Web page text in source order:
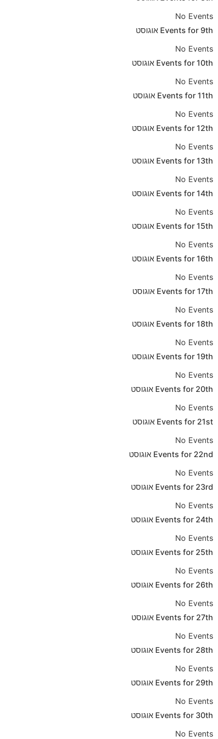
No Events
Events for 9th
אוגוסט
No Events
Events for 10th
אוגוסט
No Events
Events for 11th
אוגוסט
No Events
Events for 12th
אוגוסט
No Events
Events for 13th
אוגוסט
No Events
Events for 14th
אוגוסט
No Events
Events for 15th
אוגוסט
No Events
Events for 16th
אוגוסט
No Events
Events for 17th
אוגוסט
No Events
Events for 18th
אוגוסט
No Events
Events for 19th
אוגוסט
No Events
Events for 20th
אוגוסט
No Events
Events for 21st
אוגוסט
No Events
Events for 22nd
אוגוסט
No Events
Events for 23rd
אוגוסט
No Events
Events for 24th
אוגוסט
No Events
Events for 25th
אוגוסט
No Events
Events for 26th
אוגוסט
No Events
Events for 27th
אוגוסט
No Events
Events for 28th
אוגוסט
No Events
Events for 29th
אוגוסט
No Events
Events for 30th
אוגוסט
No Events